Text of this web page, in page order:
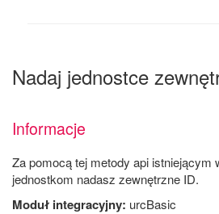
Nadaj jednostce
Informacje
Za pomocą tej metody api istniejącym
jednostkom nadasz zewnętrzne ID.
Moduł integracyjny: urcBasic